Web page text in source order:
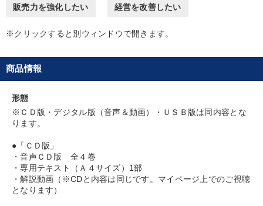
販売力を強化したい 経営を改善したい
※クリックすると別ウィンドウで開きます。
商品情報
形態
※ＣＤ版・デジタル版（音声＆動画）・ＵＳＢ版は同内容とな
ります。
●「ＣＤ版」
・音声ＣＤ版 全４巻
・専用テキスト（Ａ４サイズ）1部
・解説動画（※CDと内容は同じです。マイページ上でのご視聴
となります）